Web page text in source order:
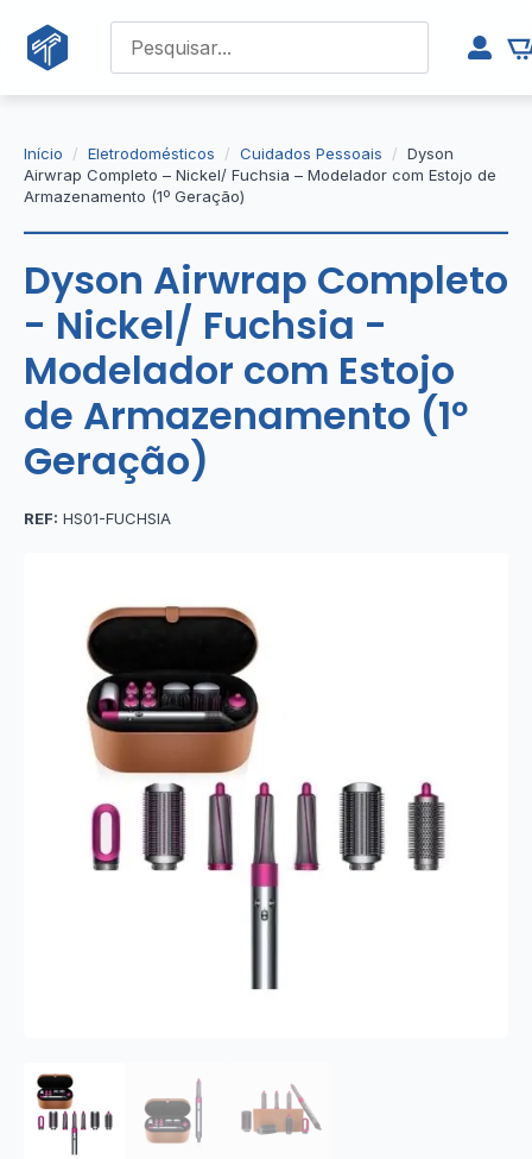
Início Eletrodomésticos Cuidados Pessoais
Dyson
Airwrap Completo – Nickel/ Fuchsia – Modelador com Estojo de
Armazenamento (1º Geração)
Dyson Airwrap Completo
- Nickel/ Fuchsia -
Modelador com Estojo
de Armazenamento (1º
Geração)
REF: HS01-FUCHSIA